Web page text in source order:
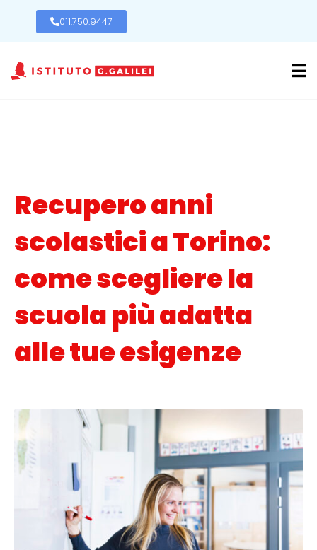
011.750.9447
Recupero anni
scolastici a Torino:
come scegliere la
scuola più adatta
alle tue esigenze